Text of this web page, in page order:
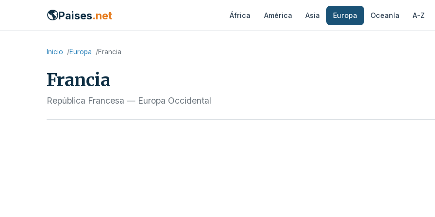
🌎Paises.net África América Asia Europa Oceanía A-Z
Inicio Europa Francia
Francia
República Francesa — Europa Occidental